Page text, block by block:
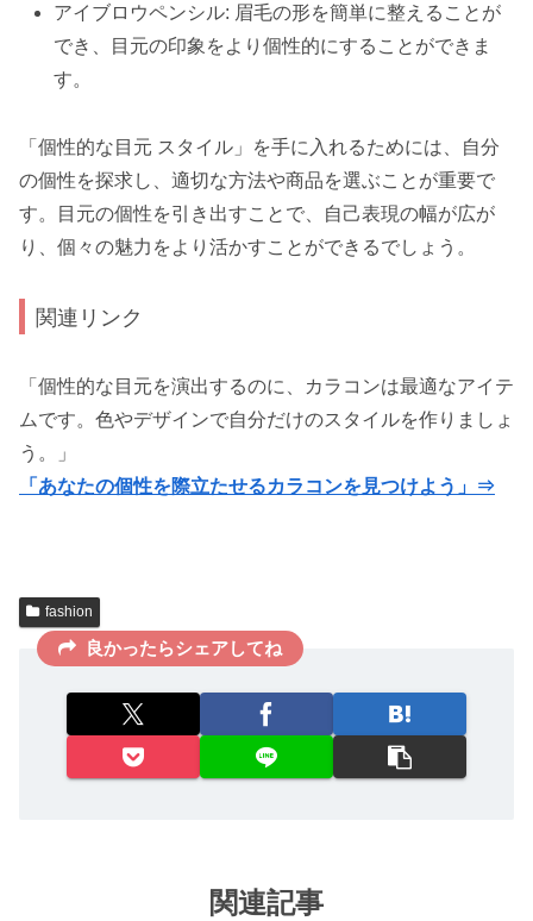
アイブロウペンシル: 眉毛の形を簡単に整えることが
でき、目元の印象をより個性的にすることができま
す。
「個性的な目元 スタイル」を手に入れるためには、自分
の個性を探求し、適切な方法や商品を選ぶことが重要で
す。目元の個性を引き出すことで、自己表現の幅が広が
り、個々の魅力をより活かすことができるでしょう。
関連リンク
「個性的な目元を演出するのに、カラコンは最適なアイテ
ムです。色やデザインで自分だけのスタイルを作りましょ
う。」
「あなたの個性を際立たせるカラコンを見つけよう」⇒
fashion
良かったらシェアしてね
関連記事